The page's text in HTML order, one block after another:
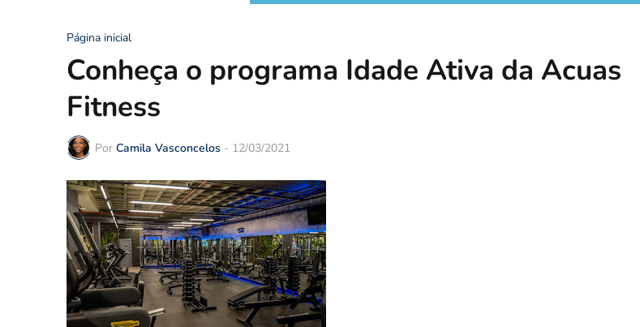
Página inicial
Conheça o programa Idade Ativa da Acuas
Fitness
Por Camila Vasconcelos - 12/03/2021